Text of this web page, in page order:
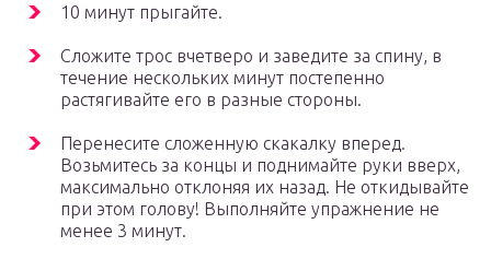
10 минут прыгайте.
Сложите трос вчетверо и заведите за спину, в
течение нескольких минут постепенно
растягивайте его в разные стороны.
Перенесите сложенную скакалку вперед.
Возьмитесь за концы и поднимайте руки вверх,
максимально отклоняя их назад. Не откидывайте
при этом голову! Выполняйте упражнение не
менее 3 минут.